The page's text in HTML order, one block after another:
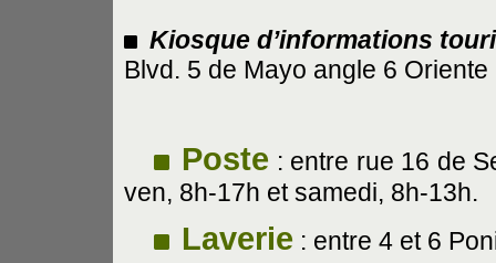
Kiosque d’informations
Blvd. 5 de Mayo angle 6
Poste : entre rue 16 de
ven, 8h-17h et samedi, 8h-13h.
Laverie : entre 4 et 6